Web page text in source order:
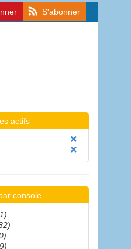
S'abonner
actifs
console